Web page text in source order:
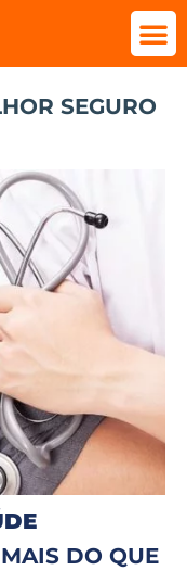
SEGURO
DO QUE